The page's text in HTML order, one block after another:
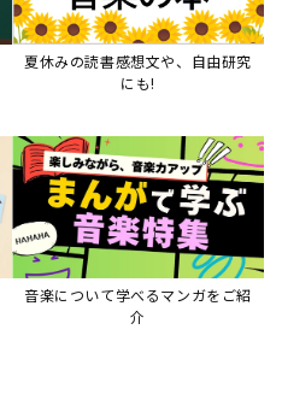
夏休みの読書感想文や、自由研究
にも!
音楽について学べるマンガをご紹
介